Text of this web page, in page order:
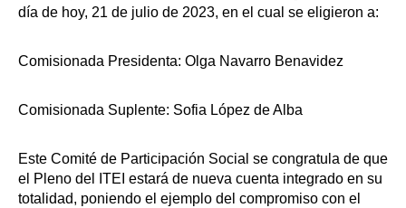
día de hoy, 21 de julio de 2023, en el cual se eligieron a:
Comisionada Presidenta: Olga Navarro Benavidez
Comisionada Suplente: Sofia López de Alba
Este Comité de Participación Social se congratula de que
el Pleno del ITEI estará de nueva cuenta integrado en su
totalidad, poniendo el ejemplo del compromiso con el